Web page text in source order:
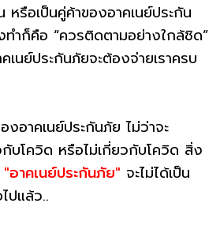
หรือเป็นคู่ค้าของอาคเนย์ประกัน
ำก็คือ “ควรติดตามอย่างใกล้ชิด”
เนย์ประกันภัยจะต้องจ่ายเราครบ
งอาคเนย์ประกันภัย ไม่ว่าจะ
กับโควิด หรือไม่เกี่ยวกับโควิด สิ่ง
"อาคเนย์ประกันภัย" จะไม่ได้เป็น
ปแล้ว..